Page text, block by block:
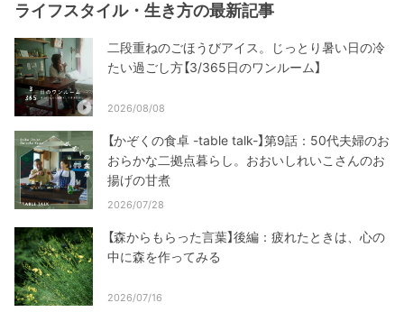
ライフスタイル・生き方の最新記事
二段重ねのごほうびアイス。じっとり暑い日の冷
たい過ごし方【3/365日のワンルーム】
2026/08/08
【かぞくの食卓 -table talk-】第9話：50代夫婦のお
おらかな二拠点暮らし。おおいしれいこさんのお
揚げの甘煮
2026/07/28
【森からもらった言葉】後編：疲れたときは、心の
中に森を作ってみる
2026/07/16